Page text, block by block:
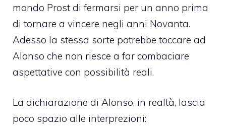
mondo Prost di fermarsi per un anno prima
di tornare a vincere negli anni Novanta.
Adesso la stessa sorte potrebbe toccare ad
Alonso che non riesce a far combaciare
aspettative con possibilità reali.
La dichiarazione di Alonso, in realtà, lascia
poco spazio alle interprezioni: